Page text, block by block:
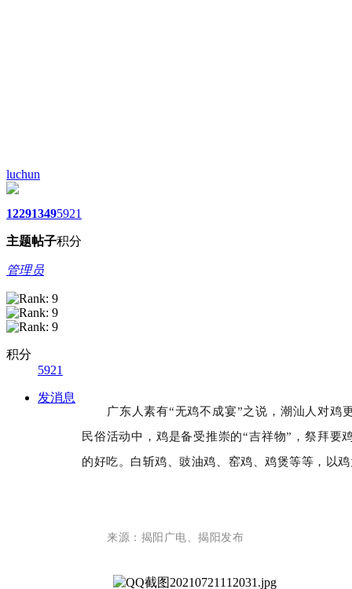
luchun
1229
主题
1349
帖子
5921
积分
管理员
积分
5921
发消息
广东人素有“无鸡不成宴”之说，潮汕人对鸡
民俗活动中，鸡是备受推崇的“吉祥物”，祭拜
的好吃。白斩鸡、豉油鸡、窑鸡、鸡煲等等，以
来源：揭阳广电、揭阳发布